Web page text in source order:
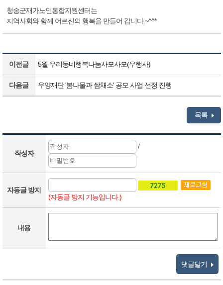
청송군재가노인통합지원센터는
지역사회와 함께 어르신의 행복을 만들어 갑니다.~^^*
이전글 5월 우리동네행복나눔사모사모(우행사)
다음글 우양재단 '봄나물과 쌈채소' 공모 사업 선정 진행
목록
작성자
/
자동글 방지
(자동글 방지 기능입니다.)
내용
댓글달기